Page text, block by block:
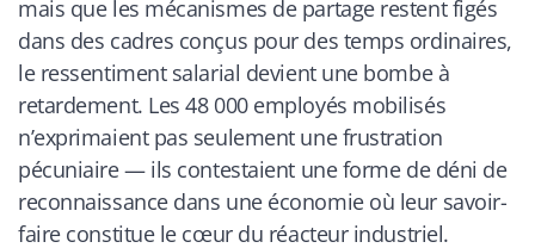
mais que les mécanismes de partage restent figés
dans des cadres conçus pour des temps ordinaires,
le ressentiment salarial devient une bombe à
retardement. Les 48 000 employés mobilisés
n’exprimaient pas seulement une frustration
pécuniaire — ils contestaient une forme de déni de
reconnaissance dans une économie où leur savoir-
faire constitue le cœur du réacteur industriel.